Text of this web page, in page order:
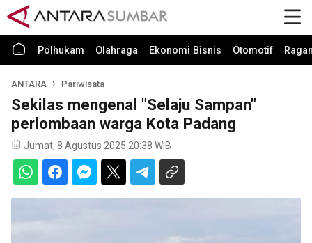
Polhukam Olahraga Ekonomi Bisnis Otomotif
ANTARA Pariwisata
Sekilas mengenal "Selaju Sampan"
perlombaan warga Kota Padang
Jumat, 8 Agustus 2025 20:38 WIB